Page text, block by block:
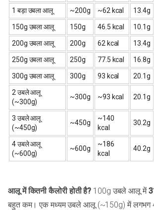
1 बड़ा उबला आलू ~200g ~62 kcal 13.4g
150g उबला आलू 150g 46.5 kcal 10.1g
200g उबला आलू 200g 62 kcal 13.4g
250g उबला आलू 250g 77.5 kcal 16.8g
300g उबला आलू 300g 93 kcal 20.1g
2 उबले आलू
(~300g)
~300g ~93 kcal 20.1g
3 उबले आलू
(~450g)
~450g
~140
kcal
30.2g
4 उबले आलू
(~600g)
~600g
~186
kcal
40.2g
आलू में कितनी कैलोरी होती है? 100g उबले आलू में
बहुत कम। एक मध्यम उबले आलू (~150g) में लगभग